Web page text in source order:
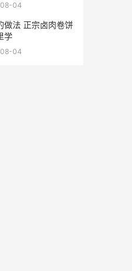
04
做法 正宗卤肉卷饼
学
04